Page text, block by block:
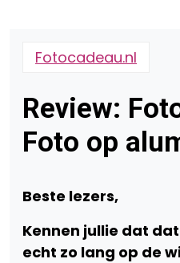
Fotocadeau.nl
Review:
Foto op
Beste lezers,
Kennen jullie dat
echt zo lang op de